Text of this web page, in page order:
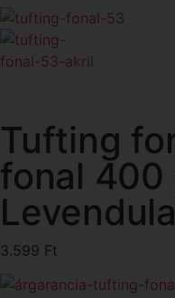
Tufting
fonal 400
3.599 Ft